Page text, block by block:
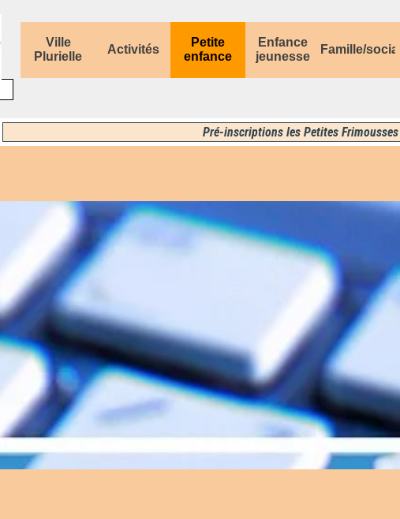
Ville
Plurielle
Activités ▼
Petite
enfance
▼
Enfance
jeunesse
▼
Famille/social
Pré-inscriptions les Petites Frimousses